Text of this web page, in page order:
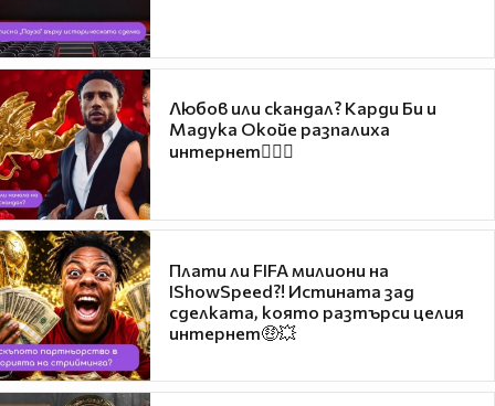
Любов или скандал? Карди Би и
Мадука Окойе разпалиха
интернет❤️‍🔥🔥
Плати ли FIFA милиони на
IShowSpeed?! Истината зад
сделката, която разтърси целия
интернет🤑💥